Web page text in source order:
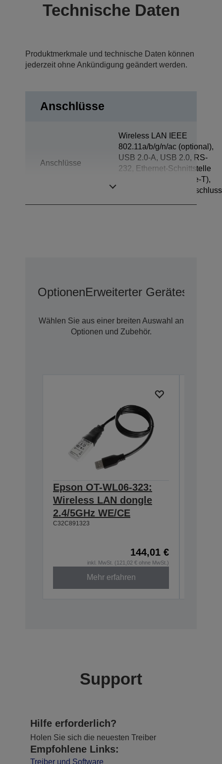
Technische Daten
Produktmerkmale und technische Daten können
jederzeit ohne Ankündigung geändert werden.
Anschlüsse
Anschlüsse
Wireless LAN IEEE
802.11a/b/g/n/ac (optional),
USB 2.0-A, USB 2.0, RS-
232, Ethernet-Schnittstelle
(100 Base-TX/10 Base-T),
Kassenschubladenanschluss
OptionenErweiterter Geräteschutz
Wählen Sie aus einer breiten Auswahl an
Optionen und Zubehör.
Epson OT-WL06-323:
Wireless LAN dongle
2.4/5GHz WE/CE
C32C891323
144,01 €
inkl. MwSt. (121,02 € ohne MwSt.)
Mehr erfahren
Support
Hilfe erforderlich?
Holen Sie sich die neuesten Treiber
Empfohlene Links:
Treiber und Software